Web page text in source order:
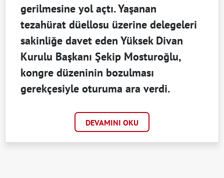
gerilmesine yol açtı. Yaşanan
tezahürat düellosu üzerine delegeleri
sakinliğe davet eden Yüksek Divan
Kurulu Başkanı Şekip Mosturoğlu,
kongre düzeninin bozulması
gerekçesiyle oturuma ara verdi.
DEVAMINI OKU